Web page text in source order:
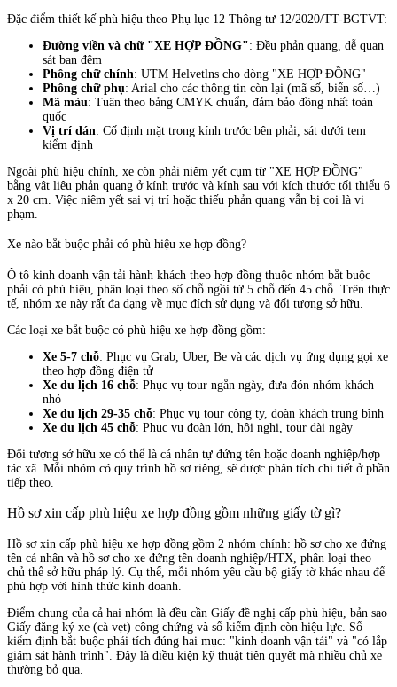
Đặc điểm thiết kế phù hiệu theo Phụ lục 12 Thông tư 12/2020/TT-BGTVT:
Đường viền và chữ "XE HỢP ĐỒNG": Đều phản quang, dễ quan
sát ban đêm
Phông chữ chính: UTM Helvetlns cho dòng "XE HỢP ĐỒNG"
Phông chữ phụ: Arial cho các thông tin còn lại (mã số, biển số…)
Mã màu: Tuân theo bảng CMYK chuẩn, đảm bảo đồng nhất toàn
quốc
Vị trí dán: Cố định mặt trong kính trước bên phải, sát dưới tem
kiểm định
Ngoài phù hiệu chính, xe còn phải niêm yết cụm từ "XE HỢP ĐỒNG"
bằng vật liệu phản quang ở kính trước và kính sau với kích thước tối thiểu 6
x 20 cm. Việc niêm yết sai vị trí hoặc thiếu phản quang vẫn bị coi là vi
phạm.
Xe nào bắt buộc phải có phù hiệu xe hợp đồng?
Ô tô kinh doanh vận tải hành khách theo hợp đồng thuộc nhóm bắt buộc
phải có phù hiệu, phân loại theo số chỗ ngồi từ 5 chỗ đến 45 chỗ. Trên thực
tế, nhóm xe này rất đa dạng về mục đích sử dụng và đối tượng sở hữu.
Các loại xe bắt buộc có phù hiệu xe hợp đồng gồm:
Xe 5-7 chỗ: Phục vụ Grab, Uber, Be và các dịch vụ ứng dụng gọi xe
theo hợp đồng điện tử
Xe du lịch 16 chỗ: Phục vụ tour ngắn ngày, đưa đón nhóm khách
nhỏ
Xe du lịch 29-35 chỗ: Phục vụ tour công ty, đoàn khách trung bình
Xe du lịch 45 chỗ: Phục vụ đoàn lớn, hội nghị, tour dài ngày
Đối tượng sở hữu xe có thể là cá nhân tự đứng tên hoặc doanh nghiệp/hợp
tác xã. Mỗi nhóm có quy trình hồ sơ riêng, sẽ được phân tích chi tiết ở phần
tiếp theo.
Hồ sơ xin cấp phù hiệu xe hợp đồng gồm những giấy tờ gì?
Hồ sơ xin cấp phù hiệu xe hợp đồng gồm 2 nhóm chính: hồ sơ cho xe đứng
tên cá nhân và hồ sơ cho xe đứng tên doanh nghiệp/HTX, phân loại theo
chủ thể sở hữu pháp lý. Cụ thể, mỗi nhóm yêu cầu bộ giấy tờ khác nhau để
phù hợp với hình thức kinh doanh.
Điểm chung của cả hai nhóm là đều cần Giấy đề nghị cấp phù hiệu, bản sao
Giấy đăng ký xe (cà vẹt) công chứng và sổ kiểm định còn hiệu lực. Sổ
kiểm định bắt buộc phải tích đúng hai mục: "kinh doanh vận tải" và "có lắp
giám sát hành trình". Đây là điều kiện kỹ thuật tiên quyết mà nhiều chủ xe
thường bỏ qua.